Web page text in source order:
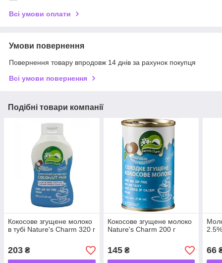
Всі умови оплати
Умови повернення
Повернення товару впродовж 14 днів за рахунок покупця
Всі умови повернення
Подібні товари компанії
Кокосове згущене молоко
в тубі Nature's Charm 320 г
203 ₴
Кокосове згущене молоко
Nature's Charm 200 г
145₴ 66